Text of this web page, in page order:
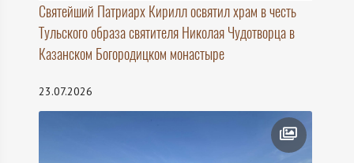
Святейший Патриарх Кирилл освятил храм в честь
Тульского образа святителя Николая Чудотворца в
Казанском Богородицком монастыре
23.07.2026